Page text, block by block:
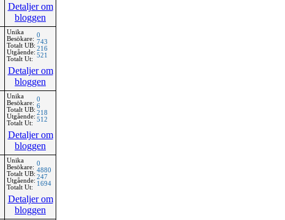
Detaljer om
bloggen
Unika
Besökare:
Totalt UB:
Utgående:
Totalt Ut:
0
743
216
521
Detaljer om
bloggen
Unika
Besökare:
Totalt UB:
Utgående:
Totalt Ut:
0
6
218
512
Detaljer om
bloggen
Unika
Besökare:
Totalt UB:
Utgående:
Totalt Ut:
0
4880
247
1694
Detaljer om
bloggen